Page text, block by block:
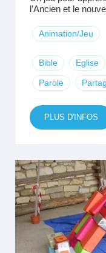
l’Ancien et le
Animation/Jeu
Bible Eglise
Parole
PLUS D'INFOS